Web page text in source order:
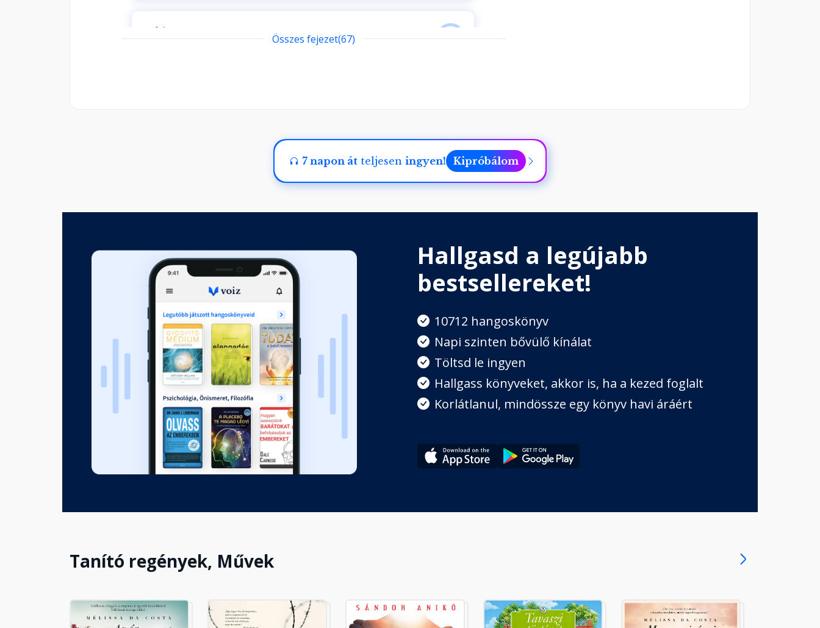
3. fejezet
6. fejezet
7. fejezet
Fejezet hossza: 00:03:07
8. fejezet
Fejezet hossza: 00:09:14
Fejezet hossza: 00:05:36
10. fejezet
Fejezet hossza: 00:03:19
11. fejezet
12. fejezet
Összes fejezet(67)
7 napon át teljesen ingyen! Kipróbálom
Hallgasd a legújabb
bestsellereket!
10712 hangoskönyv
Napi szinten bővülő kínálat
Töltsd le ingyen
Hallgass könyveket, akkor is, ha a kezed foglalt
Korlátlanul, mindössze egy könyv havi áráért
Tanító regények, Művek